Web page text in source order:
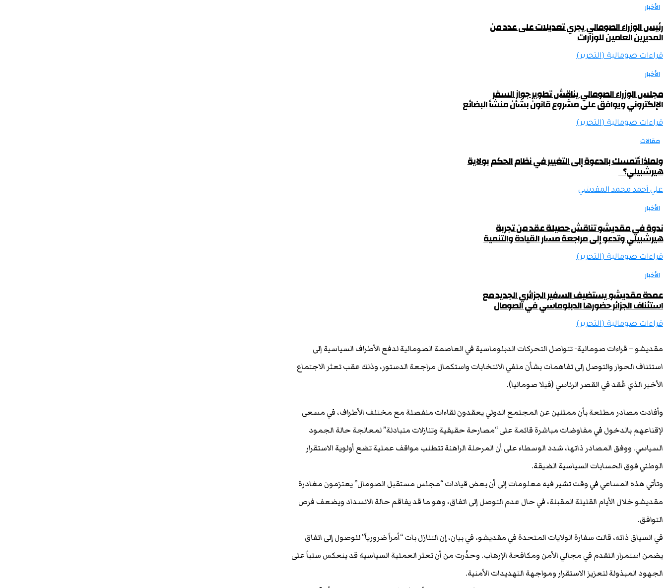
الأخبار
رئيس الوزراء الصومالي يجري تعديلات على عدد من
المديرين العامين للوزارات
قراءات صومالية (التحرير)
الأخبار
مجلس الوزراء الصومالي يناقش تطوير جواز السفر
الإلكتروني ويوافق على مشروع قانون بشأن منشأ البضائع
قراءات صومالية (التحرير)
مقالات
ولماذا أتمسك بالدعوة إلى التغيير في نظام الحكم بولاية
هيرشبيلي؟
علي أحمد محمد المقدشي
الأخبار
ندوة في مقديشو تناقش حصيلة عقد من تجربة
هيرشبيلي وتدعو إلى مراجعة مسار القيادة والتنمية
قراءات صومالية (التحرير)
الأخبار
عمدة مقديشو يستضيف السفير الجزائري الجديد مع
استئناف الجزائر حضورها الدبلوماسي في الصومال
قراءات صومالية (التحرير)
مقديشو – قراءات صومالية- تتواصل التحركات الدبلوماسية في العاصمة الصومالية لدفع الأطراف السياسية إلى
استئناف الحوار والتوصل إلى تفاهمات بشأن ملفي الانتخابات واستكمال مراجعة الدستور، وذلك عقب تعثر الاجتماع
الأخير الذي عُقد في القصر الرئاسي (فيلا صوماليا).
وأفادت مصادر مطلعة بأن ممثلين عن المجتمع الدولي يعقدون لقاءات منفصلة مع مختلف الأطراف، في مسعى
لإقناعهم بالدخول في مفاوضات مباشرة قائمة على “مصارحة حقيقية وتنازلات متبادلة” لمعالجة حالة الجمود
السياسي. ووفق المصادر ذاتها، شدد الوسطاء على أن المرحلة الراهنة تتطلب مواقف عملية تضع أولوية الاستقرار
الوطني فوق الحسابات السياسية الضيقة.
وتأتي هذه المساعي في وقت تشير فيه معلومات إلى أن بعض قيادات “مجلس مستقبل الصومال” يعتزمون مغادرة
مقديشو خلال الأيام القليلة المقبلة، في حال عدم التوصل إلى اتفاق، وهو ما قد يفاقم حالة الانسداد ويضعف فرص
التوافق.
في السياق ذاته، قالت سفارة الولايات المتحدة في مقديشو، في بيان، إن التنازل بات “أمراً ضرورياً” للوصول إلى اتفاق
يضمن استمرار التقدم في مجالي الأمن ومكافحة الإرهاب. وحذّرت من أن تعثر العملية السياسية قد ينعكس سلباً على
الجهود المبذولة لتعزيز الاستقرار ومواجهة التهديدات الأمنية.